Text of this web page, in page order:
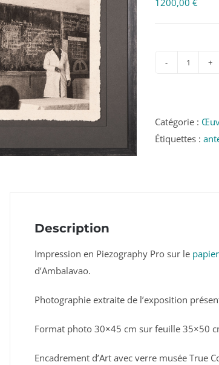
1200,00 €
savoir
à
2017
Catégorie :
Étiquettes :
Description
Impression en Piezography Pro sur le
d’Ambalavao.
Photographie extraite de l’exposition
Format photo 30×45 cm sur feuille 35×50
Encadrement d’Art avec verre musée True